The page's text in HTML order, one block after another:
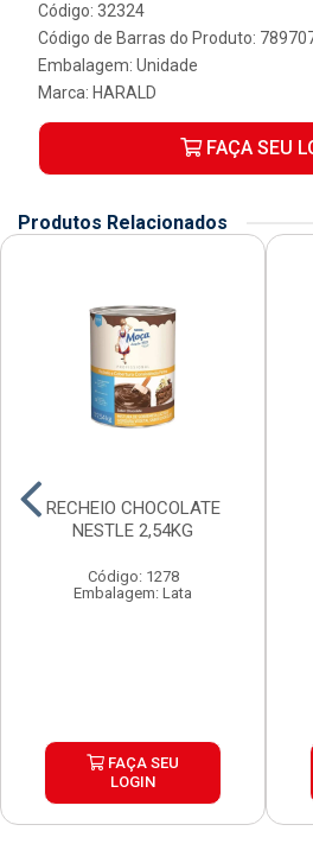
Código: 32324
Código de Barras do Produto:
Embalagem: Unidade
Marca: HARALD
FAÇA SEU
Produtos Relacionados
RECHEIO CHOCOLATE
NESTLE 2,54KG
Código: 1278
Embalagem: Lata
FAÇA SEU
LOGIN